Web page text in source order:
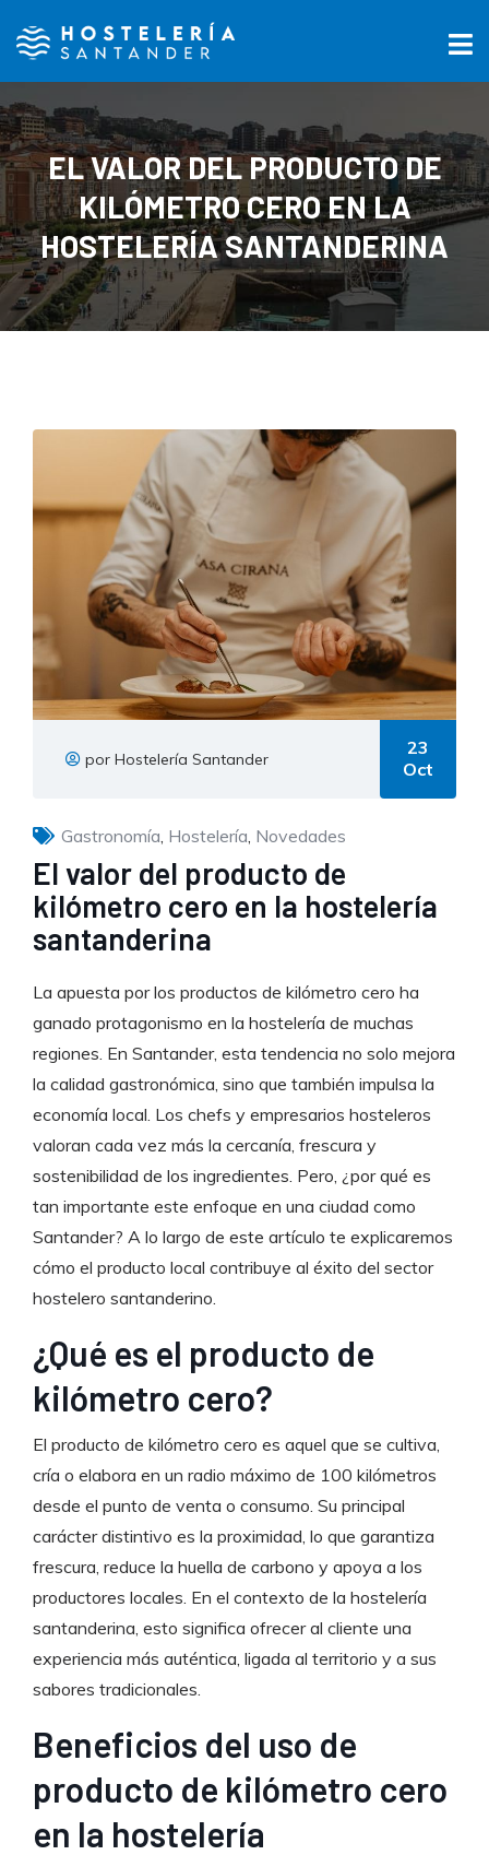
EL VALOR DEL PRODUCTO DE
KILÓMETRO CERO EN LA
HOSTELERÍA SANTANDERINA
por Hostelería Santander
23
Oct
Gastronomía Hostelería Novedades
El valor del producto de
kilómetro cero en la hostelería
santanderina
La apuesta por los productos de kilómetro cero ha
ganado protagonismo en la hostelería de muchas
regiones. En Santander, esta tendencia no solo mejora
la calidad gastronómica, sino que también impulsa la
economía local. Los chefs y empresarios hosteleros
valoran cada vez más la cercanía, frescura y
sostenibilidad de los ingredientes. Pero, ¿por qué es
tan importante este enfoque en una ciudad como
Santander? A lo largo de este artículo te explicaremos
cómo el producto local contribuye al éxito del sector
hostelero santanderino.
¿Qué es el producto de
kilómetro cero?
El producto de kilómetro cero es aquel que se cultiva,
cría o elabora en un radio máximo de 100 kilómetros
desde el punto de venta o consumo. Su principal
carácter distintivo es la proximidad, lo que garantiza
frescura, reduce la huella de carbono y apoya a los
productores locales. En el contexto de la hostelería
santanderina, esto significa ofrecer al cliente una
experiencia más auténtica, ligada al territorio y a sus
sabores tradicionales.
Beneficios del uso de
producto de kilómetro cero
en la hostelería